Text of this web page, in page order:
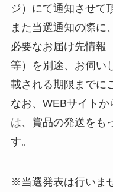
ジ）にて通知させて
また当選通知の際に
必要なお届け先情報
等）を別途、お伺い
載される期限までに
なお、WEBサイト
は、賞品の発送をも
す。
※当選発表は行いま